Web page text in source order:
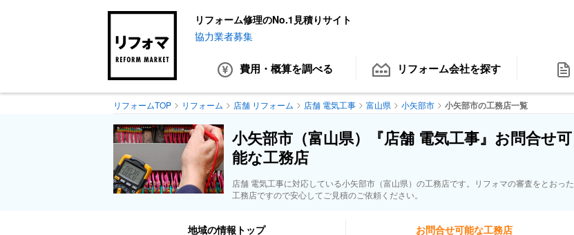
リフォーム修理のNo.1見積りサイト
協力業者募集
費用・概算を調べる リフォーム会社を探す
リフォームTOP リフォーム 店舗 リフォーム 店舗 電気工事 富山県 小矢部市 小矢部市の工務店一覧
小矢部市（富山県）『店舗 電気工事』お問合せ可
能な工務店
店舗 電気工事に対応している小矢部市（富山県）の工務店です。リフォマの審査をとおった
工務店ですので安心してご見積のご依頼ください。
地域の情報トップ お問合せ可能な工務店